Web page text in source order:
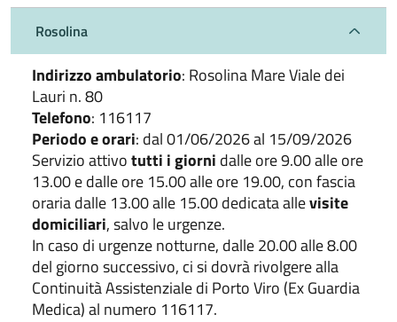
Rosolina
Indirizzoambulatorio: Rosolina Mare Viale dei
Lauri n. 80
Telefono: 116117
Periodo e orari: dal 01/06/2026 al 15/09/2026
Servizio attivotutti i giorni dalle ore 9.00 alle ore
13.00 e dalle ore 15.00 alle ore 19.00, con fascia
oraria dalle 13.00 alle 15.00 dedicata allevisite
domiciliari, salvo le urgenze.
In caso di urgenze notturne, dalle 20.00 alle 8.00
del giorno successivo, ci si dovrà rivolgere alla
Continuità Assistenziale di Porto Viro (Ex Guardia
Medica) al numero 116117.